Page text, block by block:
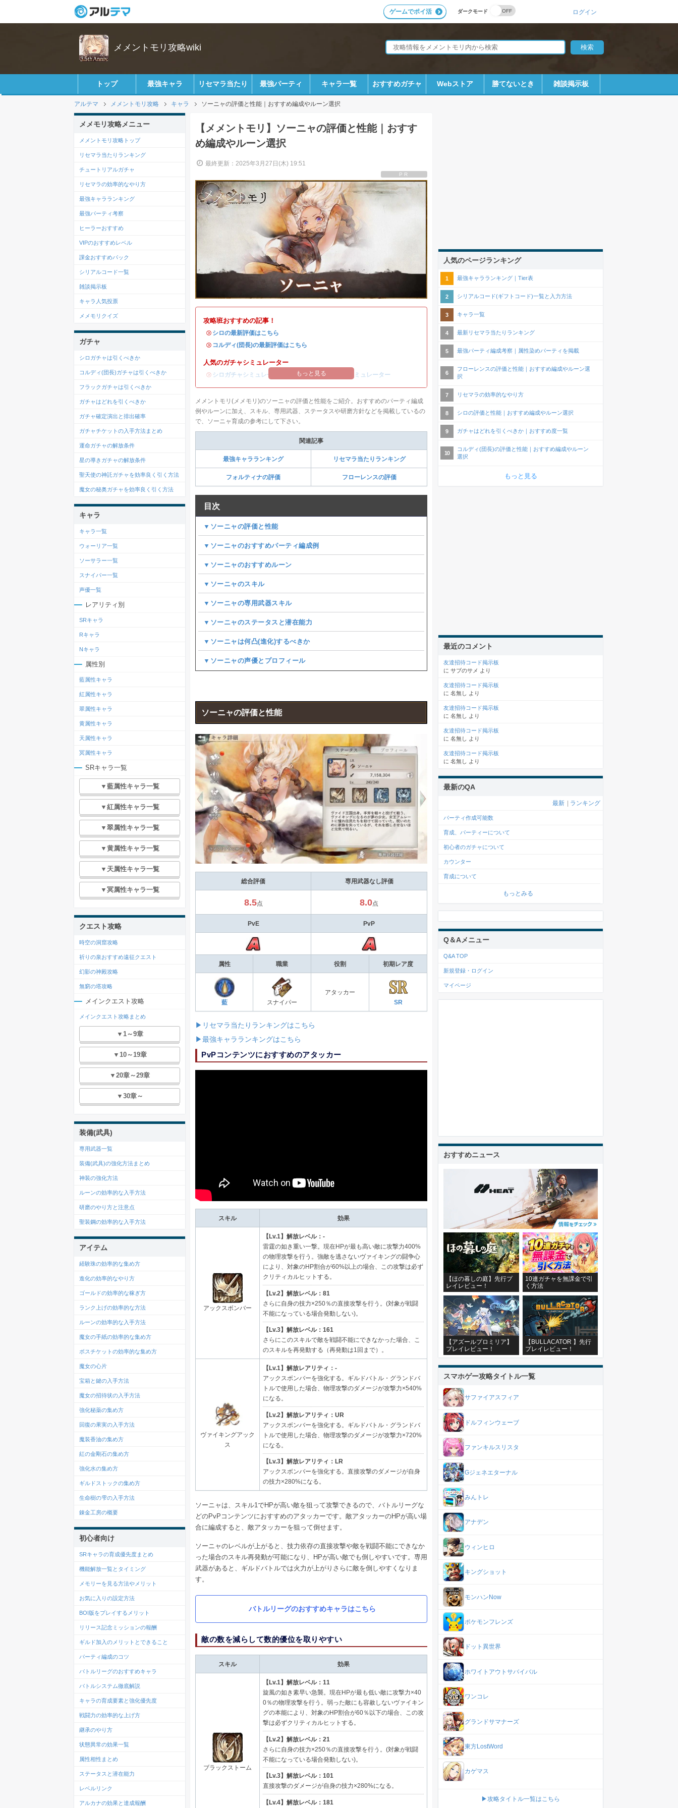
ダークモード
ゲームでポイ活 ログイン
メメントモリ攻略wiki
トップ 最強キャラ リセマラ当たり 最強パーティ キャラ一覧 おすすめガチャ Webストア 勝てないとき 雑談掲示板
アルテマ メメントモリ攻略 キャラ ソーニャの評価と性能｜おすすめ編成やルーン選択
【メメントモリ】ソーニャの評価と性能｜おすす
め編成やルーン選択
最終更新：2025年3月27日(木) 19:51
PR
攻略班おすすめの記事！
・ シロの最新評価はこちら
・ コルディ(団長)の最新評価はこちら
人気のガチャシミュレーター
・ シロガチャシミュレーター コルディ(団長)ガチャシミュレーター
もっと見る
メメントモリ(メメモリ)のソーニャの評価と性能をご紹介。おすすめのパーティ編成
例やルーンに加え、スキル、専用武器、ステータスや研磨方針などを掲載しているの
で、ソーニャ育成の参考にして下さい。
関連記事
最強キャラランキング リセマラ当たりランキング
フォルティナの評価 フローレンスの評価
目次
▼ソーニャの評価と性能
▼ソーニャのおすすめパーティ編成例
▼ソーニャのおすすめルーン
▼ソーニャのスキル
▼ソーニャの専用武器スキル
▼ソーニャのステータスと潜在能力
▼ソーニャは何凸(進化)するべきか
▼ソーニャの声優とプロフィール
ソーニャの評価と性能
総合評価 専用武器なし評価
8.5点 8.0点
PvE PvP
属性 職業 役割 初期レア度
藍 スナイパー
アタッカー
SR
▶リセマラ当たりランキングはこちら
▶最強キャラランキングはこちら
PvPコンテンツにおすすめのアタッカー
スキル 効果
アックスボンバー
【Lv.1】解放レベル：-
雷霆の如き重い一撃。現在HPが最も高い敵に攻撃力400%
の物理攻撃を行う。強敵を逃さないヴァイキングの闘争心
により、対象のHP割合が60%以上の場合、この攻撃は必ず
クリティカルヒットする。
【Lv.2】解放レベル：81
さらに自身の技力×250％の直接攻撃を行う。(対象が戦闘
不能になっている場合発動しない)。
【Lv.3】解放レベル：161
さらにこのスキルで敵を戦闘不能にできなかった場合、こ
のスキルを再発動する（再発動は1回まで）。
ヴァイキングアック
ス
【Lv.1】解放レアリティ：-
アックスボンバーを強化する。ギルドバトル・グランドバ
トルで使用した場合、物理攻撃のダメージが攻撃力×540%
になる。
【Lv.2】解放レアリティ：UR
アックスボンバーを強化する。ギルドバトル・グランドバ
トルで使用した場合、物理攻撃のダメージが攻撃力×720%
になる。
【Lv.3】解放レアリティ：LR
アックスボンバーを強化する。直接攻撃のダメージが自身
の技力×280%になる。
ソーニャは、スキル1でHPが高い敵を狙って攻撃できるので、バトルリーグな
どのPvPコンテンツにおすすめのアタッカーです。敵アタッカーのHPが高い場
合に編成すると、敵アタッカーを狙って倒せます。
ソーニャのレベルが上がると、技力依存の直接攻撃や敵を戦闘不能にできなか
った場合のスキル再発動が可能になり、HPが高い敵でも倒しやすいです。専用
武器があると、ギルドバトルでは火力が上がりさらに敵を倒しやすくなりま
す。
バトルリーグのおすすめキャラはこちら
敵の数を減らして数的優位を取りやすい
スキル 効果
ブラックストーム
【Lv.1】解放レベル：11
旋風の如き素早い急襲。現在HPが最も低い敵に攻撃力×40
0％の物理攻撃を行う。弱った敵にも容赦しないヴァイキン
グの本能により、対象のHP割合が60％以下の場合、この攻
撃は必ずクリティカルヒットする。
【Lv.2】解放レベル：21
さらに自身の技力×250％の直接攻撃を行う。(対象が戦闘
不能になっている場合発動しない)。
【Lv.3】解放レベル：101
直接攻撃のダメージが自身の技力×280%になる。
【Lv.4】解放レベル：181
メメモリ攻略メニュー
メメントモリ攻略トップ
リセマラ当たりランキング
チュートリアルガチャ
リセマラの効率的なやり方
最強キャラランキング
最強パーティ考察
ヒーラーおすすめ
VIPのおすすめレベル
課金おすすめパック
シリアルコード一覧
雑談掲示板
キャラ人気投票
メメモリクイズ
ガチャ
シロガチャは引くべきか
コルディ(団長)ガチャは引くべきか
フラックガチャは引くべきか
ガチャはどれを引くべきか
ガチャ確定演出と排出確率
ガチャチケットの入手方法まとめ
運命ガチャの解放条件
星の導きガチャの解放条件
聖天使の神託ガチャを効率良く引く方法
魔女の秘奥ガチャを効率良く引く方法
キャラ
キャラ一覧
ウォーリア一覧
ソーサラー一覧
スナイパー一覧
声優一覧
レアリティ別
SRキャラ
Rキャラ
Nキャラ
属性別
藍属性キャラ
紅属性キャラ
翠属性キャラ
黄属性キャラ
天属性キャラ
冥属性キャラ
SRキャラ一覧
▼藍属性キャラ一覧
▼紅属性キャラ一覧
▼翠属性キャラ一覧
▼黄属性キャラ一覧
▼天属性キャラ一覧
▼冥属性キャラ一覧
クエスト攻略
時空の洞窟攻略
祈りの泉おすすめ遠征クエスト
幻影の神殿攻略
無窮の塔攻略
メインクエスト攻略
メインクエスト攻略まとめ
▼1～9章
▼10～19章
▼20章～29章
▼30章～
装備(武具)
専用武器一覧
装備(武具)の強化方法まとめ
神装の強化方法
ルーンの効率的な入手方法
研磨のやり方と注意点
聖装鋼の効率的な入手方法
アイテム
経験珠の効率的な集め方
進化の効率的なやり方
ゴールドの効率的な稼ぎ方
ランク上げの効率的な方法
ルーンの効率的な入手方法
魔女の手紙の効率的な集め方
ボスチケットの効率的な集め方
魔女の心片
宝箱と鍵の入手方法
魔女の招待状の入手方法
強化秘薬の集め方
回復の果実の入手方法
魔装香油の集め方
紅の金剛石の集め方
強化水の集め方
ギルドストックの集め方
生命樹の雫の入手方法
錬金工房の概要
初心者向け
SRキャラの育成優先度まとめ
機能解放一覧とタイミング
メモリーを見る方法やメリット
お気に入りの設定方法
BOI版をプレイするメリット
リリース記念ミッションの報酬
ギルド加入のメリットとできること
パーティ編成のコツ
バトルリーグのおすすめキャラ
バトルシステム徹底解説
キャラの育成要素と強化優先度
戦闘力の効率的な上げ方
継承のやり方
状態異常の効果一覧
属性相性まとめ
ステータスと潜在能力
レベルリンク
アルカナの効果と達成報酬
人気のページランキング
最強キャラランキング｜Tier表
シリアルコード(ギフトコード)一覧と入力方法
キャラ一覧
最新リセマラ当たりランキング
最強パーティ編成考察｜属性染めパーティを掲載
フローレンスの評価と性能｜おすすめ編成やルーン選
択
リセマラの効率的なやり方
シロの評価と性能｜おすすめ編成やルーン選択
ガチャはどれを引くべきか｜おすすめ度一覧
コルディ(団長)の評価と性能｜おすすめ編成やルーン
選択
もっと見る
最近のコメント
友達招待コード掲示板
に サブのサメ より
友達招待コード掲示板
に 名無し より
友達招待コード掲示板
に 名無し より
友達招待コード掲示板
に 名無し より
友達招待コード掲示板
に 名無し より
最新のQA
最新 ランキング
パーティ作成可能数
育成、パーティーについて
初心者のガチャについて
カウンター
育成について
もっとみる
Q＆Aメニュー
Q&A TOP
新規登録・ログイン
マイページ
おすすめニュース
【ほの暮しの庭】先行プ
レイレビュー！
10連ガチャを無課金で引
く方法
【アズールプロミリア】
プレイレビュー！
【BULLACATOR 】先行
プレイレビュー！
スマホゲー攻略タイトル一覧
サファイアスフィア
ドルフィンウェーブ
ファンキルスリスタ
Gジェネエターナル
みんトレ
アナデン
ウィンヒロ
キングショット
モンハンNow
ポケモンフレンズ
ドット異世界
ホワイトアウトサバイバル
ワンコレ
グランドサマナーズ
東方LostWord
カゲマス
▶攻略タイトル一覧はこちら